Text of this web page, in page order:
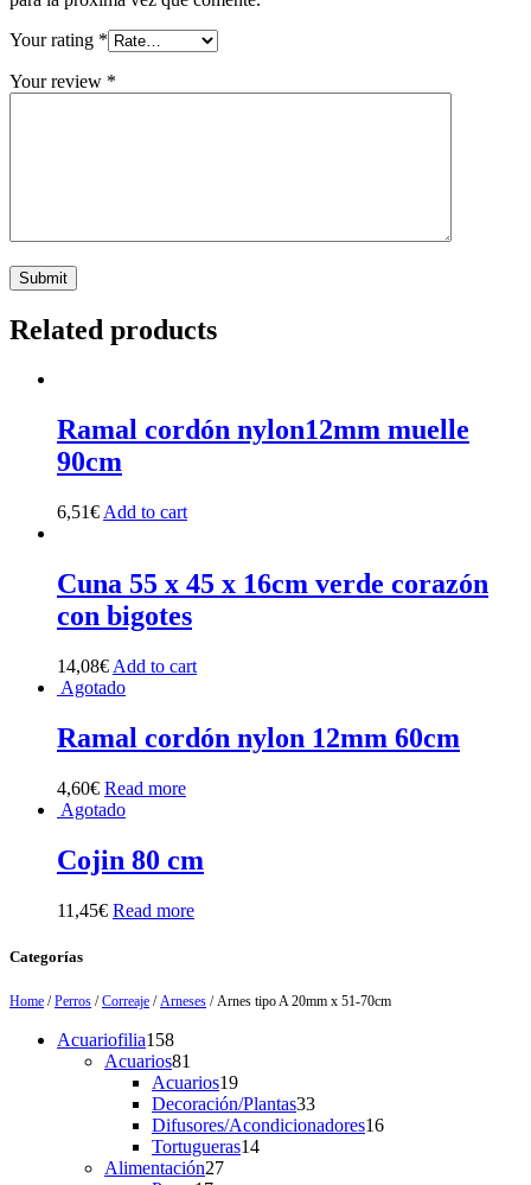
Your rating *
Your review *
Related products
Ramal cordón nylon12mm muelle
90cm
6,51€ Add to cart
Cuna 55 x 45 x 16cm verde corazón
con bigotes
14,08€ Add to cart
Agotado
Ramal cordón nylon 12mm 60cm
4,60€ Read more
Agotado
Cojin 80 cm
11,45€ Read more
Categorías
Home /Perros /Correaje /Arneses / Arnes tipo A 20mm x 51-70cm
Acuariofilia158158
products
Acuarios81
products
Acuarios1919
products
Decoración/Plantas3333
products
Difusores/Acondicionadores1616
Tortugueras1414
Alimentación2727